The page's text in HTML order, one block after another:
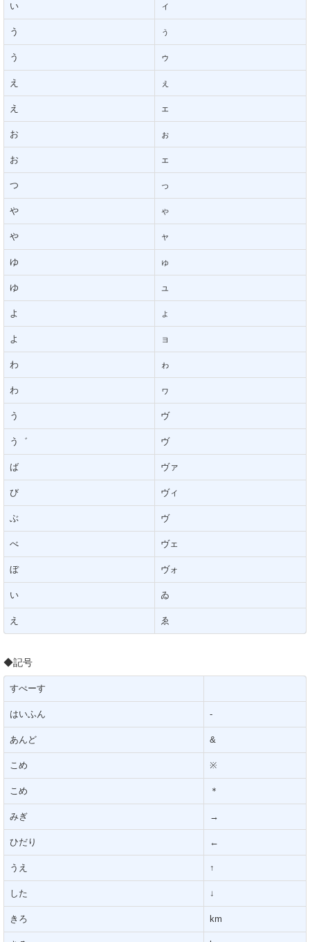
い ィ
う ぅ
う ゥ
え ぇ
え ェ
お ぉ
お ェ
つ っ
や ゃ
や ャ
ゆ ゅ
ゆ ュ
よ ょ
よ ョ
わ ゎ
わ ヮ
う ヴ
う゛ ヴ
ば ヴァ
び ヴィ
ぶ ヴ
べ ヴェ
ぼ ヴォ
い ゐ
え ゑ
◆記号
すぺーす
はいふん -
あんど &
こめ ※
こめ ＊
みぎ →
ひだり ←
うえ ↑
した ↓
きろ km